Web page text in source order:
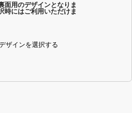
面用のデザインとなりま
時にはご利用いただけま
ザインを選択する